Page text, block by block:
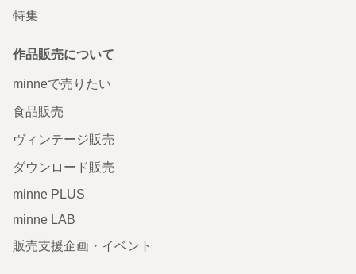
特集
作品販売について
minneで売りたい
食品販売
ヴィンテージ販売
ダウンロード販売
minne PLUS
minne LAB
販売支援企画・イベント